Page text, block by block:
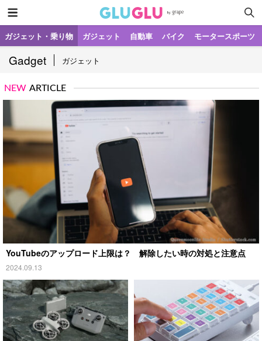
ガジェット・乗り物 ガジェット 自動車 バイク モータースポーツ
Gadget ガジェット
NEW ARTICLE
YouTubeのアップロード上限は？ 解除したい時の対処と注意点
2024.09.13